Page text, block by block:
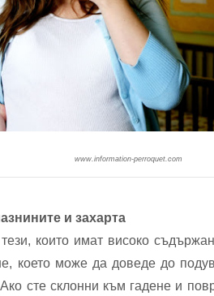
www.information-perroquet.com
и захарта
които имат високо
което може да доведе до
сте склонни към гадене и